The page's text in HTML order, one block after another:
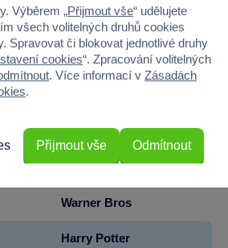
LEGO®
5122-76451
LEGO®
Warner Bros
Harry Potter
Výběrem „Přijmout vše“ udělujete
všech volitelných druhů cookies
Spravovat či blokovat jednotlivé druhy
cookies“. Zpracování volitelných
. Více informací v Zásadách
.
Odmítnout
Přijmout vše